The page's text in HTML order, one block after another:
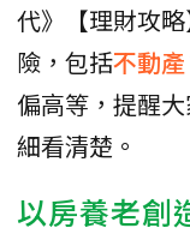
代》【理財攻
險，包括不動產
偏高等，提醒
細看清楚。
以房養老創